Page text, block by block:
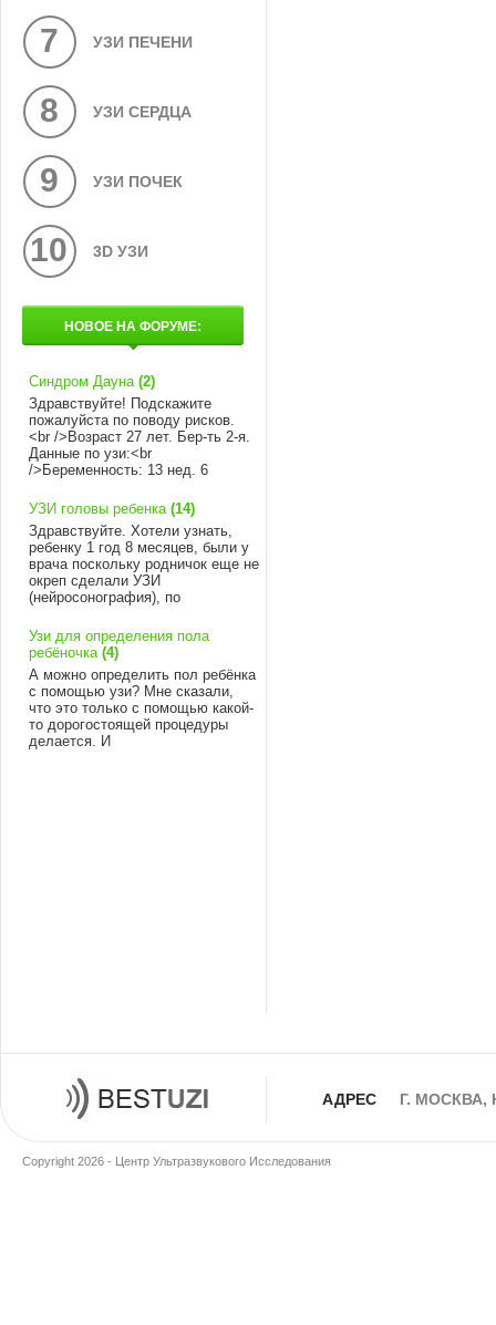
7 УЗИ ПЕЧЕНИ
8 УЗИ СЕРДЦА
9 УЗИ ПОЧЕК
10 3D УЗИ
НОВОЕ НА ФОРУМЕ:
Синдром Дауна (2)
Здравствуйте! Подскажите
пожалуйста по поводу рисков.
<br />Возраст 27 лет. Бер-ть 2-я.
Данные по узи:<br
/>Беременность: 13 нед. 6
УЗИ головы ребенка (14)
Здравствуйте. Хотели узнать,
ребенку 1 год 8 месяцев, были у
врача поскольку родничок еще не
окреп сделали УЗИ
(нейросонография), по
Узи для определения пола
ребёночка (4)
А можно определить пол ребёнка
с помощью узи? Мне сказали,
что это только с помощью какой-
то дорогостоящей процедуры
делается. И
АДРЕС Г. МОСКВА,
Copyright 2026 - Центр Ультразвукового Исследования